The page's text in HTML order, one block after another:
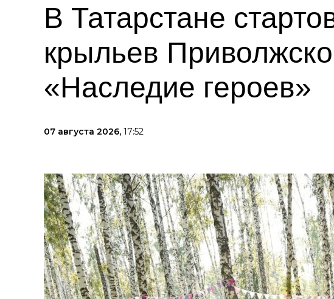
В Татарстане
крыльев
«Наследие героев»
07 августа 2026, 17:52